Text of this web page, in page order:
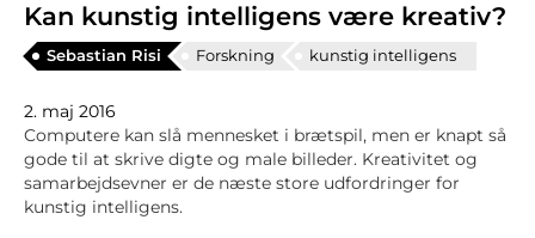
Kan kunstig intelligens være kreativ?
Sebastian Risi Forskning kunstig intelligens
2. maj 2016
Computere kan slå mennesket i brætspil, men er knapt så
gode til at skrive digte og male billeder. Kreativitet og
samarbejdsevner er de næste store udfordringer for
kunstig intelligens.